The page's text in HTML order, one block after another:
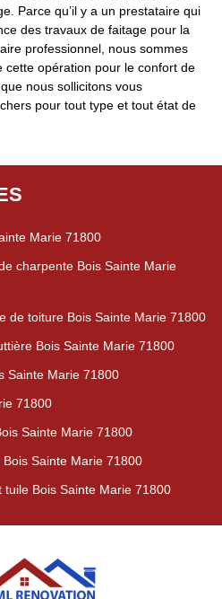
Parce qu’il y a un prestataire qui
des travaux de faitage pour la
professionnel, nous sommes
cette opération pour le confort de
nous sollicitons vous
pour tout type et tout état de
Marie 71800
charpente Bois Sainte Marie
de toiture Bois Sainte Marie 71800
Bois Sainte Marie 71800
Sainte Marie 71800
71800
Sainte Marie 71800
Sainte Marie 71800
Bois Sainte Marie 71800